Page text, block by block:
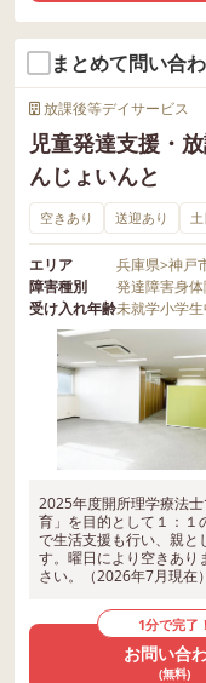
まとめて問い合
放課後等デイサービス
児童発達支援・
んじょいんと
空きあり 送迎あり
エリア 兵庫県>神戸
障害種別
発達障害身
受け入れ年齢未就学小学生
2025年度開所理学療法
育」を目的として１：１
で生活支援も行い、親と
す。曜日により空きあり
さい。（2026年7月現在）
1分で完了！
お問い合
(無料)